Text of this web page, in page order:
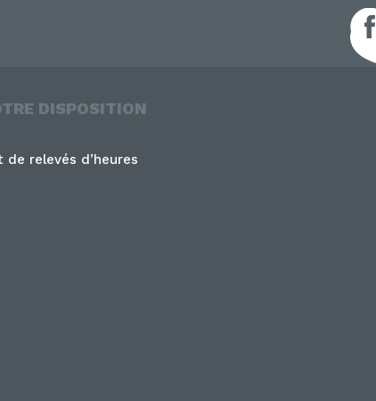
DISPOSITION
de relevés d’heures